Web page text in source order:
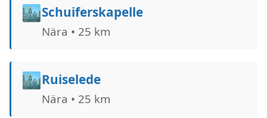
🏙️Schuiferskapelle
Nära • 25 km
🏙️Ruiselede
Nära • 25 km